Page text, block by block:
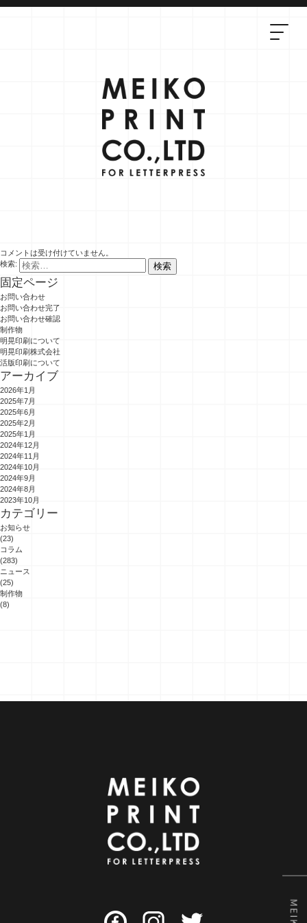
コメントは受け付けていません。
検索:
固定ページ
お問い合わせ
お問い合わせ完了
お問い合わせ確認
制作物
明晃印刷について
明晃印刷株式会社
活版印刷について
アーカイブ
2026年1月
2025年7月
2025年6月
2025年2月
2025年1月
2024年12月
2024年11月
2024年10月
2024年9月
2024年8月
2023年10月
カテゴリー
お知らせ
(23)
コラム
(283)
ニュース
(25)
制作物
(8)